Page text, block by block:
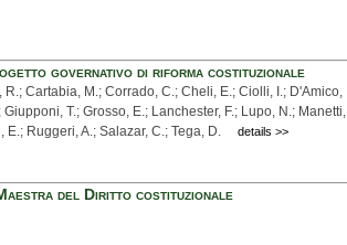
governativo di riforma costituzionale
Cartabia, M.; Corrado, C.; Cheli, E.; Ciolli, I.; D'Amico,
T.; Grosso, E.; Lanchester, F.; Lupo, N.; Manetti,
E.; Ruggeri, A.; Salazar, C.; Tega, D.
details >>
del Diritto costituzionale